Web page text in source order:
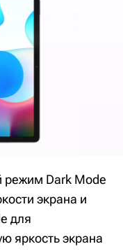
режим Dark Mode
экрана и
для
яркость экрана